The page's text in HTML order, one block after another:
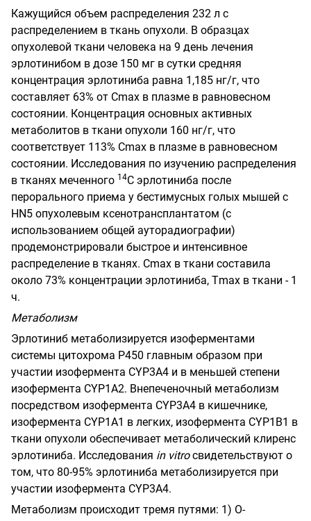
Кажущийся объем распределения 232 л с
распределением в ткань опухоли. В образцах
опухолевой ткани человека на 9 день лечения
эрлотинибом в дозе 150 мг в сутки средняя
концентрация эрлотиниба равна 1,185 нг/г, что
составляет 63% от Сmах в плазме в равновесном
состоянии. Концентрация основных активных
метаболитов в ткани опухоли 160 нг/г, что
соответствует 113% Сmах в плазме в равновесном
состоянии. Исследования по изучению распределения
в тканях меченного 14С эрлотиниба после
перорального приема у бестимусных голых мышей с
HN5 опухолевым ксенотрансплантатом (с
использованием общей ауторадиографии)
продемонстрировали быстрое и интенсивное
распределение в тканях. Сmах в ткани составила
около 73% концентрации эрлотиниба, Тmах в ткани - 1
ч.
Метаболизм
Эрлотиниб метаболизируется изоферментами
системы цитохрома Р450 главным образом при
участии изофермента CYP3A4 и в меньшей степени
изофермента CYP1A2. Внепеченочный метаболизм
посредством изофермента CYP3A4 в кишечнике,
изофермента CYP1A1 в легких, изофермента CYP1 B1 в
ткани опухоли обеспечивает метаболический клиренс
эрлотиниба. Исследования in vitro свидетельствуют о
том, что 80-95% эрлотиниба метаболизируется при
участии изофермента CYP3A4.
Метаболизм происходит тремя путями: 1) О-